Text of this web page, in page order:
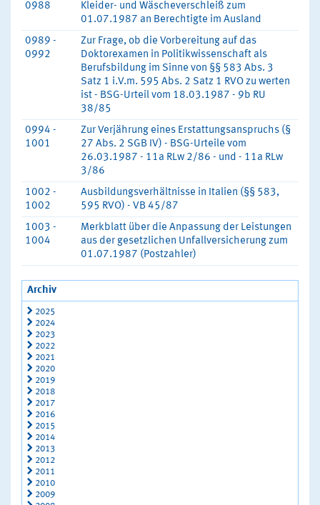
0988
Kleider- und Wäscheverschleiß zum
01.07.1987 an Berechtigte im Ausland
0989 -
0992
Zur Frage, ob die Vorbereitung auf das
Doktorexamen in Politikwissenschaft als
Berufsbildung im Sinne von §§ 583 Abs. 3
Satz 1 i.V.m. 595 Abs. 2 Satz 1 RVO zu werten
ist - BSG-Urteil vom 18.03.1987 - 9b RU
38/85
0994 -
1001
Zur Verjährung eines Erstattungsanspruchs (§
27 Abs. 2 SGB IV) - BSG-Urteile vom
26.03.1987 - 11a RLw 2/86 - und - 11a RLw
3/86
1002 -
1002
Ausbildungsverhältnisse in Italien (§§ 583,
595 RVO) - VB 45/87
1003 -
1004
Merkblatt über die Anpassung der Leistungen
aus der gesetzlichen Unfallversicherung zum
01.07.1987 (Postzahler)
Archiv
2025
2024
2023
2022
2021
2020
2019
2018
2017
2016
2015
2014
2013
2012
2011
2010
2009